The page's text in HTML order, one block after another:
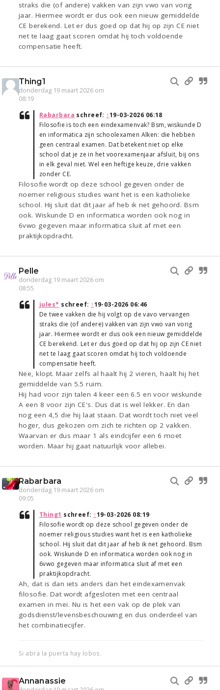
straks die (of andere) vakken van zijn vwo van vorig
jaar. Hiermee wordt er dus ook een nieuw gemiddelde
CE berekend. Let er dus goed op dat hij op zijn CE niet
net te laag gaat scoren omdat hij toch voldoende
compensatie heeft.
Thing1
donderdag 19 maart 2026 om
08:19
Rabarbara schreef: ↑19-03-2026 06:18
Filosofie is toch een eindexamenvak? Bsm, wiskunde D
en informatica zijn schoolexamen Alken: die hebben
geen centraal examen. Dat betekent niet op elke
school dat je ze in het voorexamenjaar afsluit, bij ons
in elk geval niet. Wel een heftige keuze, drie vakken
zonder CE.
Filosofie wordt op deze school gegeven onder de
noemer religious studies want het is een katholieke
school. Hij sluit dat dit jaar af heb ik net gehoord. Bsm
ook. Wiskunde D en informatica worden ook nog in
6vwo gegeven maar informatica sluit af met een
praktijkopdracht.
Pelle
donderdag 19 maart 2026 om
08:55
jules* schreef: ↑19-03-2026 06:46
De twee vakken die hij volgt op de vavo vervangen
straks die (of andere) vakken van zijn vwo van vorig
jaar. Hiermee wordt er dus ook een nieuw gemiddelde
CE berekend. Let er dus goed op dat hij op zijn CE niet
net te laag gaat scoren omdat hij toch voldoende
compensatie heeft.
Nee, klopt. Maar zelfs al haalt hij 2 vieren, haalt hij het
gemiddelde van 5.5 ruim.
Hij had voor zijn talen 4 keer een 6.5 en voor wiskunde
A een 8 voor zijn CE's. Dus dat is wel lekker. En dan
nog een 4,5 die hij laat staan. Dat wordt toch niet veel
hoger, dus gekozen om zich te richten op 2 vakken.
Waarvan er dus maar 1 als eindcijfer een 6 moet
worden. Maar hij gaat natuurlijk voor allebei.
Rabarbara
donderdag 19 maart 2026 om
09:05
Thing1 schreef: ↑19-03-2026 08:19
Filosofie wordt op deze school gegeven onder de
noemer religious studies want het is een katholieke
school. Hij sluit dat dit jaar af heb ik net gehoord. Bsm
ook. Wiskunde D en informatica worden ook nog in
6vwo gegeven maar informatica sluit af met een
praktijkopdracht.
Ah, dat is dan iets anders dan het eindexamenvak
filosofie. Dat wordt afgesloten met een centraal
examen in mei. Nu is het een vak op de plek van
godsdienst/levensbeschouwing en dus onderdeel van
het combinatiecijfer.
Si abra la puerta hay lobos.
Annanassie